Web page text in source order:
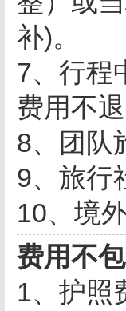
补)。
7、行程
费用不退
8、团队
9、旅行
10、境
费用不
1、护照